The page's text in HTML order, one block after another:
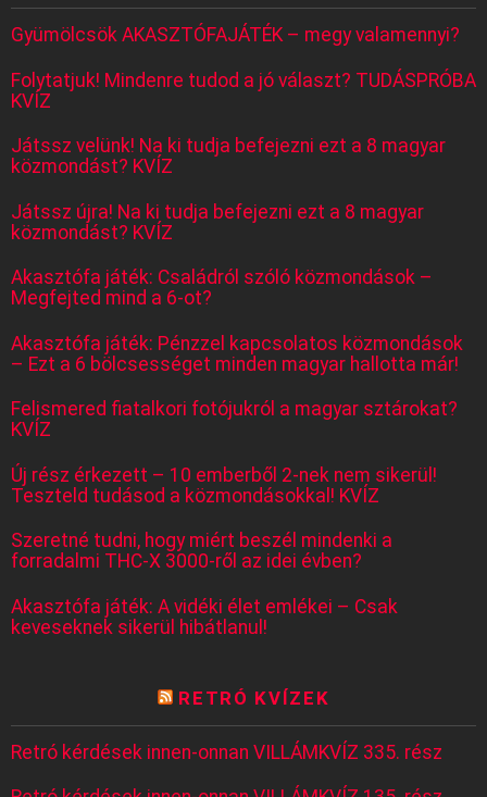
Gyümölcsök AKASZTÓFAJÁTÉK – megy valamennyi?
Folytatjuk! Mindenre tudod a jó választ? TUDÁSPRÓBA
KVÍZ
Játssz velünk! Na ki tudja befejezni ezt a 8 magyar
közmondást? KVÍZ
Játssz újra! Na ki tudja befejezni ezt a 8 magyar
közmondást? KVÍZ
Akasztófa játék: Családról szóló közmondások –
Megfejted mind a 6-ot?
Akasztófa játék: Pénzzel kapcsolatos közmondások
– Ezt a 6 bölcsességet minden magyar hallotta már!
Felismered fiatalkori fotójukról a magyar sztárokat?
KVÍZ
Új rész érkezett – 10 emberből 2-nek nem sikerül!
Teszteld tudásod a közmondásokkal! KVÍZ
Szeretné tudni, hogy miért beszél mindenki a
forradalmi THC-X 3000-ről az idei évben?
Akasztófa játék: A vidéki élet emlékei – Csak
keveseknek sikerül hibátlanul!
RETRÓ KVÍZEK
Retró kérdések innen-onnan VILLÁMKVÍZ 335. rész